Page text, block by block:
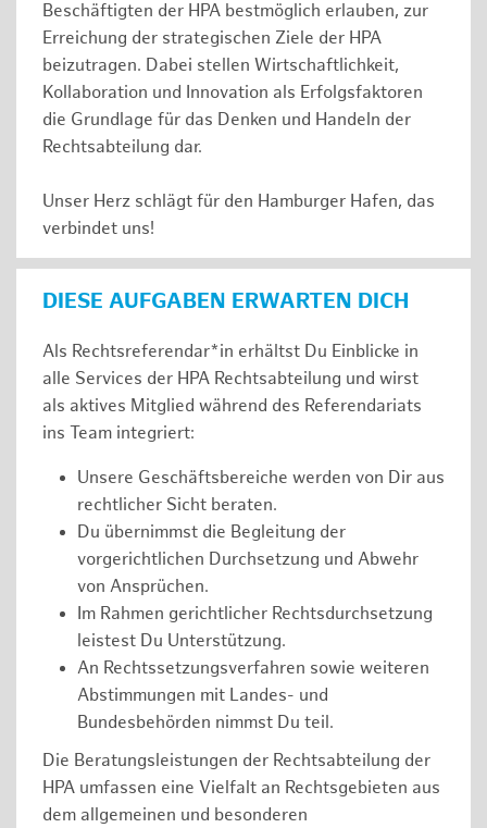
Beschäftigten der HPA bestmöglich erlauben, zur
Erreichung der strategischen Ziele der HPA
beizutragen. Dabei stellen Wirtschaftlichkeit,
Kollaboration und Innovation als Erfolgsfaktoren
die Grundlage für das Denken und Handeln der
Rechtsabteilung dar.
Unser Herz schlägt für den Hamburger Hafen, das
verbindet uns!
DIESE AUFGABEN ERWARTEN DICH
Als Rechtsreferendar*in erhältst Du Einblicke in
alle Services der HPA Rechtsabteilung und wirst
als aktives Mitglied während des Referendariats
ins Team integriert:
Unsere Geschäftsbereiche werden von Dir aus
rechtlicher Sicht beraten.
Du übernimmst die Begleitung der
vorgerichtlichen Durchsetzung und Abwehr
von Ansprüchen.
Im Rahmen gerichtlicher Rechtsdurchsetzung
leistest Du Unterstützung.
An Rechtssetzungsverfahren sowie weiteren
Abstimmungen mit Landes- und
Bundesbehörden nimmst Du teil.
Die Beratungsleistungen der Rechtsabteilung der
HPA umfassen eine Vielfalt an Rechtsgebieten aus
dem allgemeinen und besonderen